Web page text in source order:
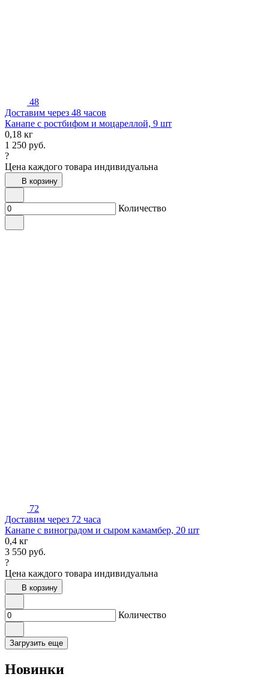
48
Доставим через 48 часов
Канапе с ростбифом и моцареллой, 9 шт
0,18 кг
1 250 руб.
?
Цена каждого товара индивидуальна
В корзину
Количество
72
Доставим через 72 часа
Канапе с виноградом и сыром камамбер, 20 шт
0,4 кг
3 550 руб.
?
Цена каждого товара индивидуальна
В корзину
Количество
Загрузить еще
Новинки